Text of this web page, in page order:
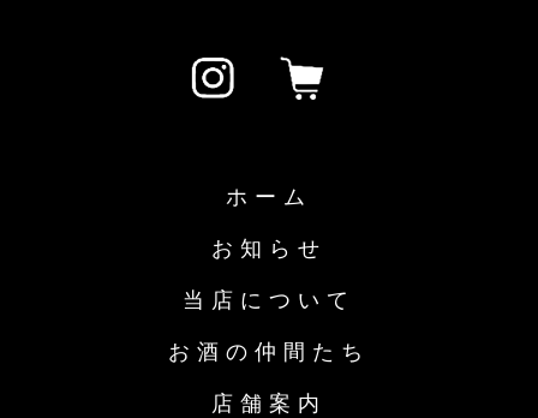
ホーム
お知らせ
当店について
お酒の仲間たち
店舗案内